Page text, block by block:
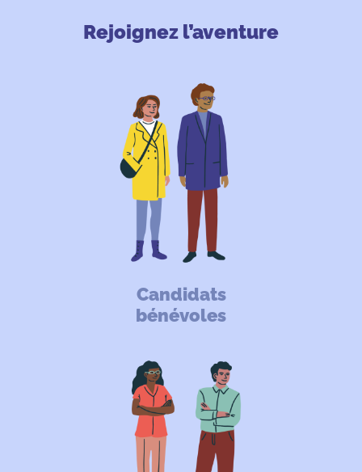
Rejoignez l’aventure
Candidats
bénévoles